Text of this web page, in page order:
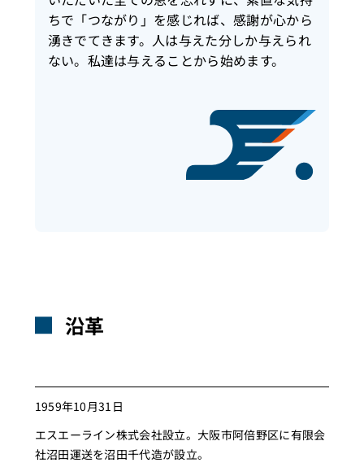
ちで「つながり」を感じれば、感謝が心から
湧きでてきます。人は与えた分しか与えられ
ない。私達は与えることから始めます。
沿革
1959年10月31日
エスエーライン株式会社設立。大阪市阿倍野区に有限会
社沼田運送を沼田千代造が設立。